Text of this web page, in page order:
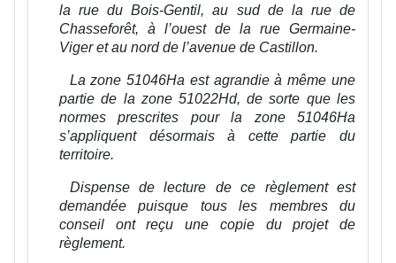
la rue du Bois-Gentil, au sud de la rue de
Chasseforêt, à l’ouest de la rue Germaine-
Viger et au nord de l’avenue de Castillon.
La zone 51046Ha est agrandie à même une
partie de la zone 51022Hd, de sorte que les
normes prescrites pour la zone 51046Ha
s’appliquent désormais à cette partie du
territoire.
Dispense de lecture de ce règlement est
demandée puisque tous les membres du
conseil ont reçu une copie du projet de
règlement.